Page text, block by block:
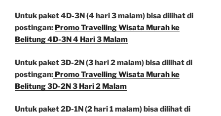
Untuk paket 4D-3N (4 hari 3 malam) bisa dilihat di
postingan: Promo Travelling Wisata Murah ke
Belitung 4D-3N 4 Hari 3 Malam
Untuk paket 3D-2N (3 hari 2 malam) bisa dilihat di
postingan: Promo Travelling Wisata Murah ke
Belitung 3D-2N 3 Hari 2 Malam
Untuk paket 2D-1N (2 hari 1 malam) bisa dilihat di